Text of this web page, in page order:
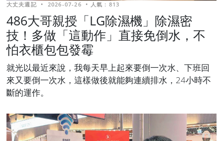
大丈夫週記 • 2026-07-26 • 人氣 : 813
486大哥親授「LG除濕機」除濕密
技！多做「這動作」直接免倒水，不
怕衣櫃包包發霉
就光以最近來說，我每天早上起來要倒一次水、下班回
來又要倒一次水，這樣做後就能夠連續排水，24小時不
斷的運作。